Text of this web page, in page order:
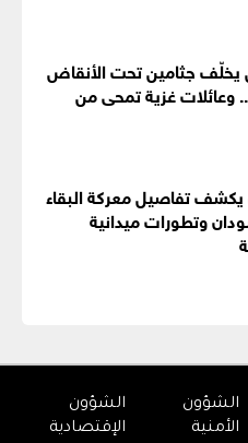
يخلّف جثامين تحت الأنقاض
وعائلات غزية تمحى من
يكشف تفاصيل معركة البقاء
وتطورات ميدانية
الشؤون
الأمنية
الشؤون
الإقتصادية